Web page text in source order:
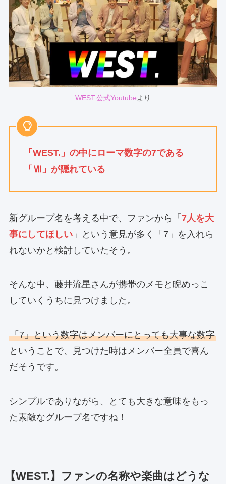
WEST.公式Youtubeより
「WEST.」の中にローマ数字の7である
「Ⅶ」が隠れている
新グループ名を考える中で、ファンから「 7人を大
事にしてほしい」という意見が多く「7」を入れら
れないかと検討していたそう。
そんな中、藤井流星さんが携帯のメモと睨めっこ
していくうちに見つけました。
「7」という数字はメンバーにとっても大事な数字
ということで、見つけた時はメンバー全員で喜ん
だそうです。
シンプルでありながら、とても大きな意味をもっ
た素敵なグループ名ですね！
【WEST.】ファンの名称や楽曲はどうな